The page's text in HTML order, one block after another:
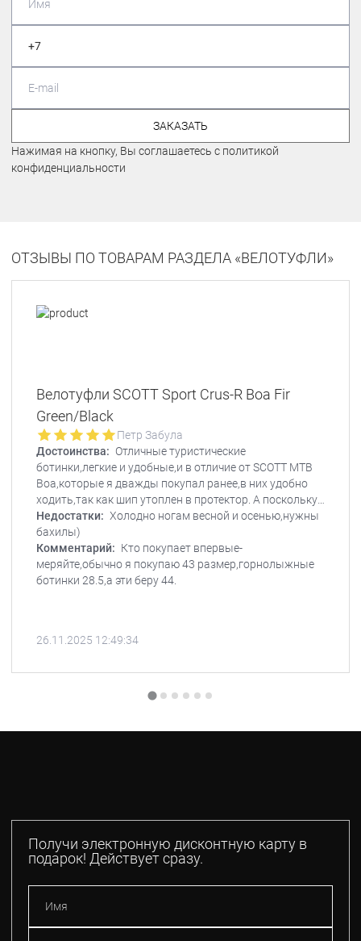
ЗАКАЗАТЬ
Нажимая на кнопку, Вы соглашаетесь с политикой
конфиденциальности
ОТЗЫВЫ ПО ТОВАРАМ РАЗДЕЛА «ВЕЛОТУФЛИ»
Велотуфли SCOTT Sport Crus-R Boa Fir
Green/Black
Петр Забула
Достоинства:
ботинки,легкие и удобные,и в отличие от SCOTT MTB
Boa,которые я дважды покупал ранее,в них удобно
ходить,так как шип утоплен в протектор. А поскольку
я использую велик не только в спортивных,но и в
туристических целях(езжу по стране на своем бусе с
великом),то и завел себе пару SCOTT’ов)
Недостатки:
бахилы)
Комментарий:
меряйте,обычно я покупаю 43 размер,горнолыжные
ботинки 28.5,а эти беру 44.
26.11.2025 12:49:34
Получи электронную дисконтную карту в
подарок! Действует сразу.